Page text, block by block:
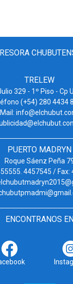
TRELEW
329 - 1º Piso - Cp
(+54) 280 4434
Mail:
PUERTO MADRYN
Roque Sáenz Peña
4457545 / Fax:
ENCONTRANOS EN